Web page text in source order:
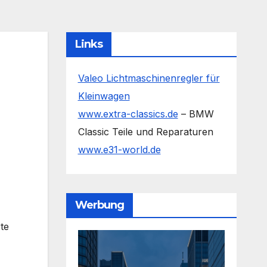
Links
Valeo Lichtmaschinenregler für
Kleinwagen
www.extra-classics.de – BMW
Classic Teile und Reparaturen
www.e31-world.de
Werbung